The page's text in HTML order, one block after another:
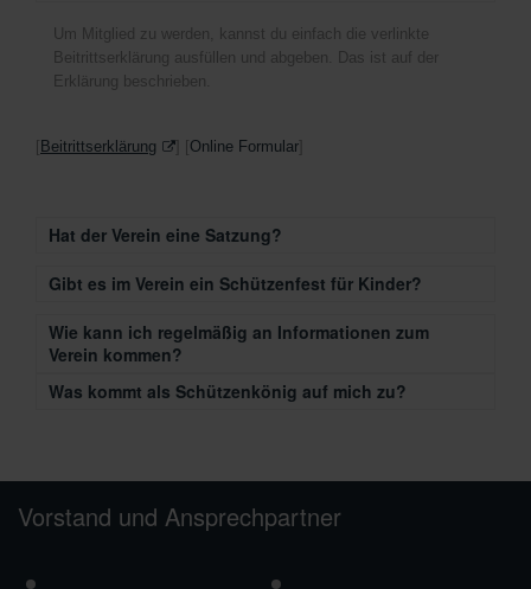
Um Mitglied zu werden, kannst du einfach die verlinkte
Beitrittserklärung ausfüllen und abgeben. Das ist auf der
Erklärung beschrieben.
Beitrittserklärung Online Formular
Hat der Verein eine Satzung?
Gibt es im Verein ein Schützenfest für Kinder?
Wie kann ich regelmäßig an Informationen zum
Verein kommen?
Was kommt als Schützenkönig auf mich zu?
Vorstand und Ansprechpartner